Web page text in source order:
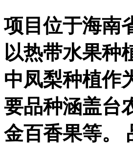
项目位于海南
以热带水果种
中凤梨种植作
要品种涵盖台
金百香果等。